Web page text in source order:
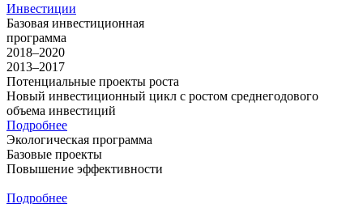
Инвестиции
Базовая инвестиционная
программа
2018–2020
2013–2017
Потенциальные проекты роста
Новый инвестиционный цикл с ростом среднегодового
объема инвестиций
Подробнее
Экологическая программа
Базовые проекты
Повышение эффективности
Подробнее